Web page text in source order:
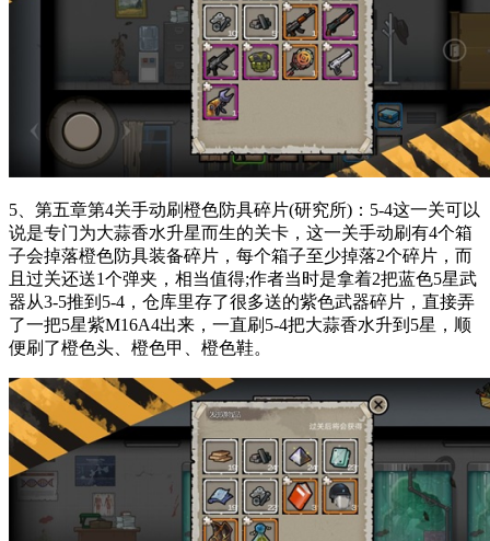
5、第五章第4关手动刷橙色防具碎片(研究所)：5-4这一关可以
说是专门为大蒜香水升星而生的关卡，这一关手动刷有4个箱
子会掉落橙色防具装备碎片，每个箱子至少掉落2个碎片，而
且过关还送1个弹夹，相当值得;作者当时是拿着2把蓝色5星武
器从3-5推到5-4，仓库里存了很多送的紫色武器碎片，直接弄
了一把5星紫M16A4出来，一直刷5-4把大蒜香水升到5星，顺
便刷了橙色头、橙色甲、橙色鞋。